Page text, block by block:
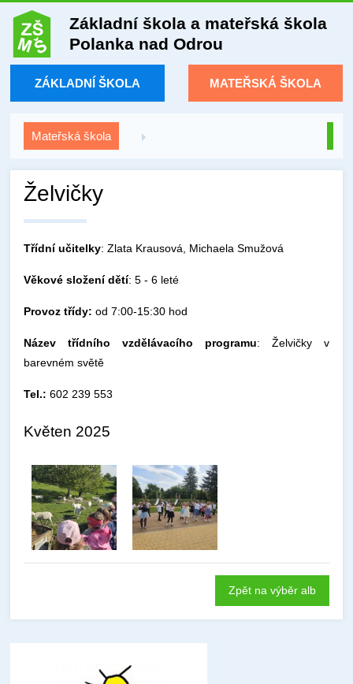
Základní škola a mateřská škola
Polanka nad Odrou
ZÁKLADNÍ ŠKOLA MATEŘSKÁ ŠKOLA
Mateřská škola
Želvičky
Třídní učitelky: Zlata Krausová, Michaela Smužová
Věkové složení dětí: 5 - 6 leté
Provoz třídy: od 7:00-15:30 hod
Název třídního vzdělávacího programu: Želvičky v
barevném světě
Tel.: 602 239 553
Květen 2025
Zpět na výběr alb